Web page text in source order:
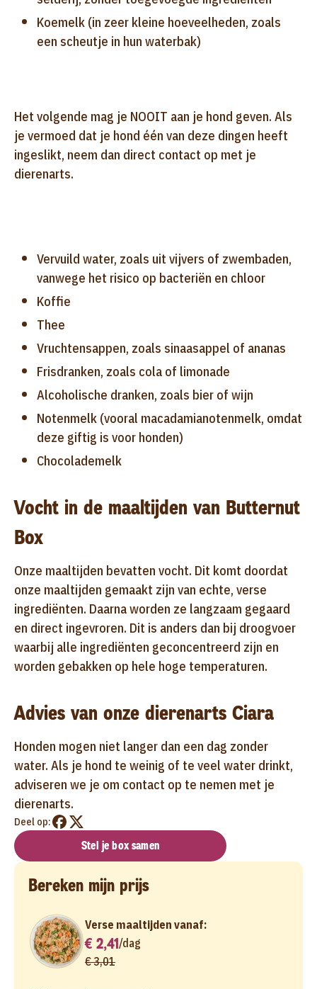
Koemelk (in zeer kleine hoeveelheden, zoals
een scheutje in hun waterbak)
Het volgende mag je NOOIT aan je hond geven. Als
je vermoed dat je hond één van deze dingen heeft
ingeslikt, neem dan direct contact op met je
dierenarts.
Vervuild water, zoals uit vijvers of zwembaden,
vanwege het risico op bacteriën en chloor
Koffie
Thee
Vruchtensappen, zoals sinaasappel of ananas
Frisdranken, zoals cola of limonade
Alcoholische dranken, zoals bier of wijn
Notenmelk (vooral macadamianotenmelk, omdat
deze giftig is voor honden)
Chocolademelk
Vocht in de maaltijden van Butternut
Box
Onze maaltijden bevatten vocht. Dit komt doordat
onze maaltijden gemaakt zijn van echte, verse
ingrediënten. Daarna worden ze langzaam gegaard
en direct ingevroren. Dit is anders dan bij droogvoer
waarbij alle ingrediënten geconcentreerd zijn en
worden gebakken op hele hoge temperaturen.
Advies van onze dierenarts Ciara
Honden mogen niet langer dan een dag zonder
water. Als je hond te weinig of te veel water drinkt,
adviseren we je om contact op te nemen met je
dierenarts.
Deel op:
Stel je box samen
Bereken mijn prijs
Verse maaltijden vanaf:
€ 2,41/dag
€ 3,01